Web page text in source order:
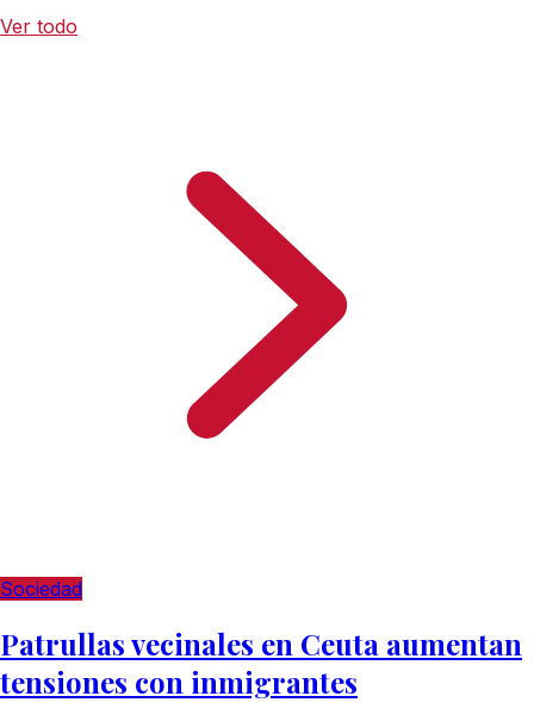
Ver todo
Sociedad
Patrullas vecinales en Ceuta aumentan
tensiones con inmigrantes